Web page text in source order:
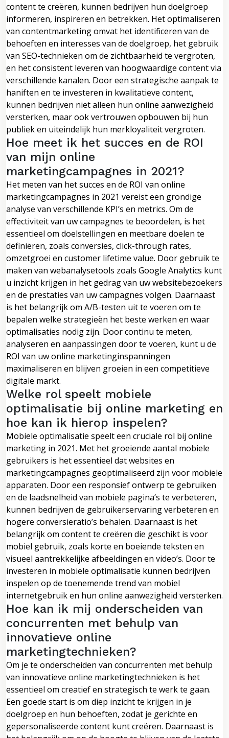
content te creëren, kunnen bedrijven hun doelgroep
informeren, inspireren en betrekken. Het optimaliseren
van contentmarketing omvat het identificeren van de
behoeften en interesses van de doelgroep, het gebruik
van SEO-technieken om de zichtbaarheid te vergroten,
en het consistent leveren van hoogwaardige content via
verschillende kanalen. Door een strategische aanpak te
haniften en te investeren in kwalitatieve content,
kunnen bedrijven niet alleen hun online aanwezigheid
versterken, maar ook vertrouwen opbouwen bij hun
publiek en uiteindelijk hun merkloyaliteit vergroten.
Hoe meet ik het succes en de ROI
van mijn online
marketingcampagnes in 2021?
Het meten van het succes en de ROI van online
marketingcampagnes in 2021 vereist een grondige
analyse van verschillende KPI’s en metrics. Om de
effectiviteit van uw campagnes te beoordelen, is het
essentieel om doelstellingen en meetbare doelen te
definiëren, zoals conversies, click-through rates,
omzetgroei en customer lifetime value. Door gebruik te
maken van webanalysetools zoals Google Analytics kunt
u inzicht krijgen in het gedrag van uw websitebezoekers
en de prestaties van uw campagnes volgen. Daarnaast
is het belangrijk om A/B-testen uit te voeren om te
bepalen welke strategieën het beste werken en waar
optimalisaties nodig zijn. Door continu te meten,
analyseren en aanpassingen door te voeren, kunt u de
ROI van uw online marketinginspanningen
maximaliseren en blijven groeien in een competitieve
digitale markt.
Welke rol speelt mobiele
optimalisatie bij online marketing en
hoe kan ik hierop inspelen?
Mobiele optimalisatie speelt een cruciale rol bij online
marketing in 2021. Met het groeiende aantal mobiele
gebruikers is het essentieel dat websites en
marketingcampagnes geoptimaliseerd zijn voor mobiele
apparaten. Door een responsief ontwerp te gebruiken
en de laadsnelheid van mobiele pagina’s te verbeteren,
kunnen bedrijven de gebruikerservaring verbeteren en
hogere conversieratio’s behalen. Daarnaast is het
belangrijk om content te creëren die geschikt is voor
mobiel gebruik, zoals korte en boeiende teksten en
visueel aantrekkelijke afbeeldingen en video’s. Door te
investeren in mobiele optimalisatie kunnen bedrijven
inspelen op de toenemende trend van mobiel
internetgebruik en hun online aanwezigheid versterken.
Hoe kan ik mij onderscheiden van
concurrenten met behulp van
innovatieve online
marketingtechnieken?
Om je te onderscheiden van concurrenten met behulp
van innovatieve online marketingtechnieken is het
essentieel om creatief en strategisch te werk te gaan.
Een goede start is om diep inzicht te krijgen in je
doelgroep en hun behoeften, zodat je gerichte en
gepersonaliseerde content kunt creëren. Daarnaast is